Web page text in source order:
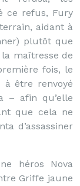
ce refus, Fury
aidant à
plutôt que
maîtresse de
fois, le
être renvoyé
– afin qu’elle
que cela ne
d’assassiner
héros Nova
Griffe jaune